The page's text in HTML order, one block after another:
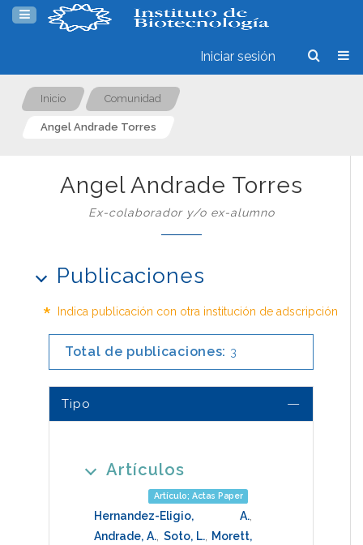
Iniciar sesión
Inicio Comunidad
Angel Andrade Torres
Angel Andrade Torres
Ex-colaborador y/o ex-alumno
Publicaciones
* Indica publicación con otra institución de adscripción
Total de publicaciones: 3
Tipo
Artículos
Artículo; Actas Paper
Hernandez-Eligio, A.
Andrade, A. Soto, L., Morett,